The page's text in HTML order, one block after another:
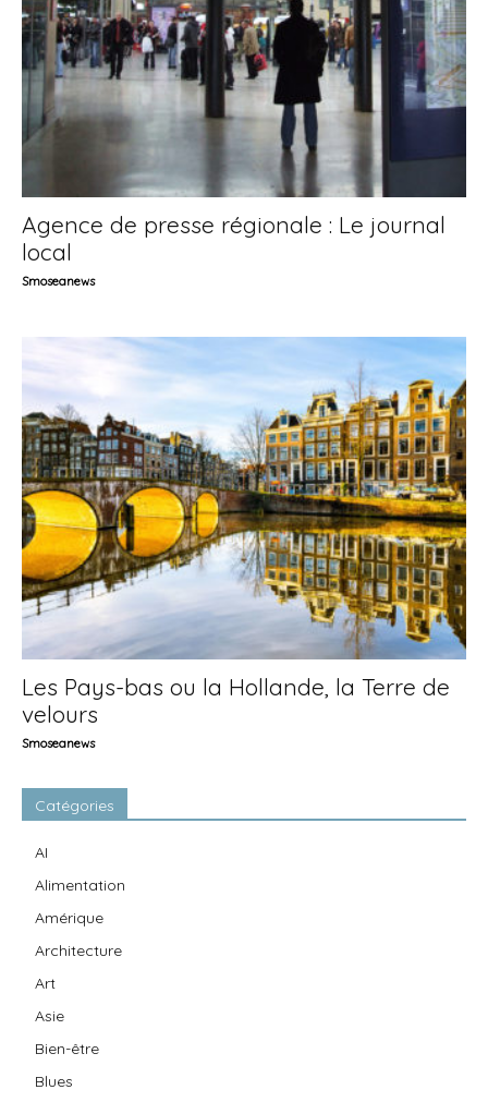
Agence de presse régionale : Le journal
local
Smoseanews
Les Pays-bas ou la Hollande, la Terre de
velours
Smoseanews
Catégories
AI
Alimentation
Amérique
Architecture
Art
Asie
Bien-être
Blues